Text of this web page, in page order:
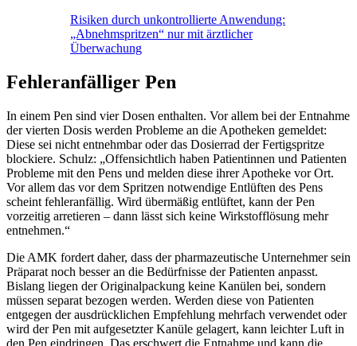
Risiken durch unkontrollierte Anwendung:
„Abnehmspritzen“ nur mit ärztlicher
Überwachung
Fehleranfälliger Pen
In einem Pen sind vier Dosen enthalten. Vor allem bei der Entnahme
der vierten Dosis werden Probleme an die Apotheken gemeldet:
Diese sei nicht entnehmbar oder das Dosierrad der Fertigspritze
blockiere. Schulz: „Offensichtlich haben Patientinnen und Patienten
Probleme mit den Pens und melden diese ihrer Apotheke vor Ort.
Vor allem das vor dem Spritzen notwendige Entlüften des Pens
scheint fehleranfällig. Wird übermäßig entlüftet, kann der Pen
vorzeitig arretieren – dann lässt sich keine Wirkstofflösung mehr
entnehmen.“
Die AMK fordert daher, dass der pharmazeutische Unternehmer sein
Präparat noch besser an die Bedürfnisse der Patienten anpasst.
Bislang liegen der Originalpackung keine Kanülen bei, sondern
müssen separat bezogen werden. Werden diese von Patienten
entgegen der ausdrücklichen Empfehlung mehrfach verwendet oder
wird der Pen mit aufgesetzter Kanüle gelagert, kann leichter Luft in
den Pen eindringen. Das erschwert die Entnahme und kann die